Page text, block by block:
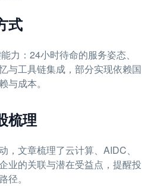
式
力：24小时待命的服务姿态、
与工具链集成，部分实现依赖国
与成本。
梳理
，文章梳理了云计算、AIDC、
业的关联与潜在受益点，提醒投
径。